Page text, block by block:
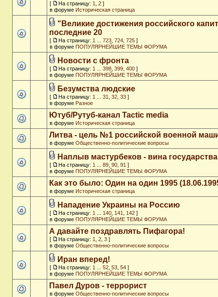
[ На страницу: 1 2 ]
в форуме Историческая страница
"Великие достижения российского
последние 20
[ На страницу: 1 723 724 725 ]
в форуме ПОПУЛЯРНЕЙШИЕ ТЕМЫ ФОРУМА
Новости с фронта
[ На страницу: 1 398 399 400 ]
в форуме ПОПУЛЯРНЕЙШИЕ ТЕМЫ ФОРУМА
Безумства людские
[ На страницу: 1 31 32 33 ]
в форуме Разное
Ютуб/Рутуб-канал Tactic media
в форуме Историческая страница
Литва - цель №1 российской военной
в форуме Общественно-политические вопросы
Наплыв мастурбеков - вина государства
[ На страницу: 1 89 90 91 ]
в форуме ПОПУЛЯРНЕЙШИЕ ТЕМЫ ФОРУМА
Как это было: Один на один 1995
в форуме Историческая страница
Нападение Украины на Россию
[ На страницу: 1 140 141 142 ]
в форуме ПОПУЛЯРНЕЙШИЕ ТЕМЫ ФОРУМА
А давайте поздравлять Пифагора!
[ На страницу: 1 2 3 ]
в форуме Общественно-политические вопросы
Иран вперед!
[ На страницу: 1 52 53 54 ]
в форуме ПОПУЛЯРНЕЙШИЕ ТЕМЫ ФОРУМА
Павел Дуров - террорист
в форуме Общественно-политические вопросы